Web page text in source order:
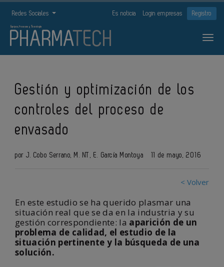
Redes Sociales Es noticia Login empresas Registro
Gestión y optimización de los
controles del proceso de
envasado
por J. Cobo Serrano, M. NT, E. García Montoya 11 de mayo, 2016
< Volver
En este estudio se ha querido plasmar una
situación real que se da en la industria y su
gestión correspondiente: la aparición de un
problema de calidad, el estudio de la
situación pertinente y la búsqueda de una
solución.